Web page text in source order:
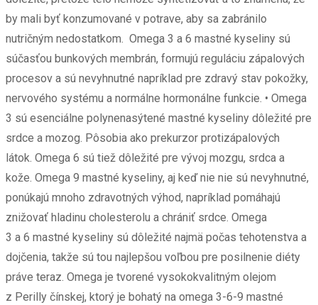
by mali byť konzumované v potrave, aby sa zabránilo
nutričným ​​nedostatkom. Omega 3 a 6 mastné kyseliny sú
súčasťou bunkových membrán, formujú reguláciu zápalových
procesov a sú nevyhnutné napríklad pre zdravý stav pokožky,
nervového systému a normálne hormonálne funkcie. • Omega
3 sú esenciálne polynenasýtené mastné kyseliny dôležité pre
srdce a mozog. Pôsobia ako prekurzor protizápalových
látok. Omega 6 sú tiež dôležité pre vývoj mozgu, srdca a
kože. Omega 9 mastné kyseliny, aj keď nie nie sú nevyhnutné,
ponúkajú mnoho zdravotných výhod, napríklad pomáhajú
znižovať hladinu cholesterolu a chrániť srdce. Omega
3 a 6 mastné kyseliny sú dôležité najmä počas tehotenstva a
dojčenia, takže sú tou najlepšou voľbou pre posilnenie diéty
práve teraz. Omega je tvorené vysokokvalitným olejom
z Perilly čínskej, ktorý je bohatý na omega 3-6-9 mastné